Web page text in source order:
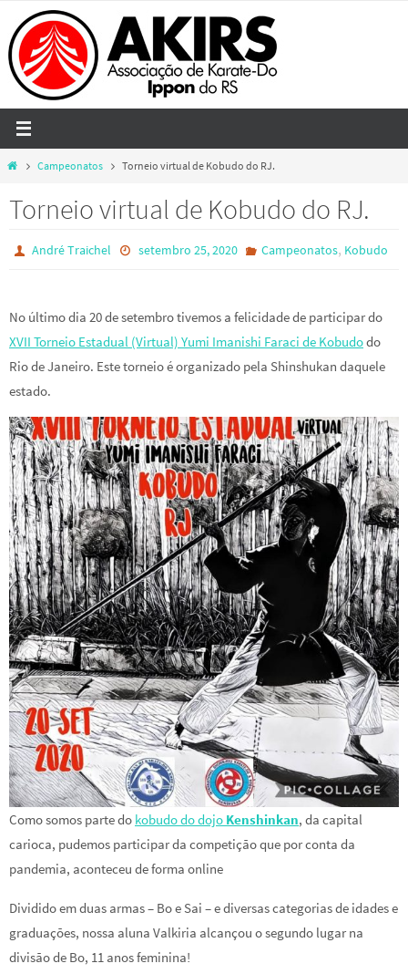
to
content
HomeCampeonatos Torneio virtual de Kobudo do RJ.
Torneio virtual de Kobudo do RJ.
André Traichel setembro 25, 2020 Campeonatos, Kobudo
No último dia 20 de setembro tivemos a felicidade de participar do
XVII Torneio Estadual (Virtual) Yumi Imanishi Faraci de Kobudodo
Rio de Janeiro. Este torneio é organizado pela Shinshukan daquele
estado.
Como somos parte do kobudo do dojo Kenshinkan, da capital
carioca, pudemos participar da competição que por conta da
pandemia, aconteceu de forma online
Dividido em duas armas – Bo e Sai – e diversas categorias de idades e
graduações, nossa aluna Valkiria alcançou o segundo lugar na
divisão de Bo, 11 anos feminina!